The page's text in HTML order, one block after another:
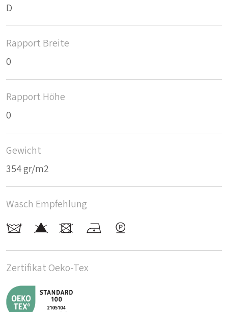
D
Rapport Breite
0
Rapport Höhe
0
Gewicht
354 gr/m2
Wasch Empfehlung
Zertifikat Oeko-Tex